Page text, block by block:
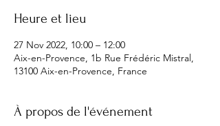
Heure et lieu
27 Nov 2022, 10:00 – 12:00
Aix-en-Provence, 1b Rue Frédéric Mistral,
13100 Aix-en-Provence, France
À propos de l'événement